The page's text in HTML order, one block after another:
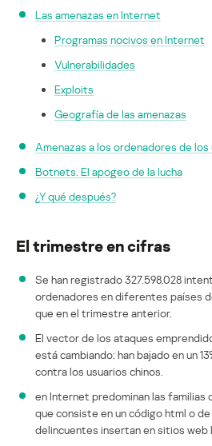
Las amenazas en Internet
Programas nocivos en Internet
Vulnerabilidades
Exploits
Geografía de las amenazas
Amenazas a los ordenadores de los
Botnets. El apogeo de la lucha
¿Y qué después?
El trimestre en cifras
Se han registrado 327.598.028
ordenadores en diferentes países
que en el trimestre anterior.
El vector de los ataques
está cambiando: han bajado en un
contra los usuarios chinos.
en Internet predominan las familias
que consiste en un código html o
delincuentes insertan en sitios web